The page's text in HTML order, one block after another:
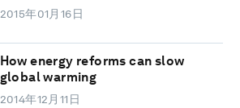
2015年01月16日
How energy reforms can slow
global warming
2014年12月11日